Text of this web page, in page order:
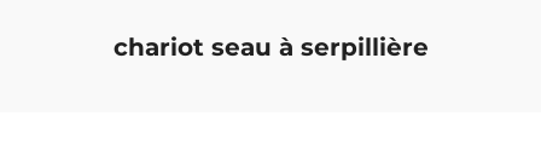
chariot seau à serpillière